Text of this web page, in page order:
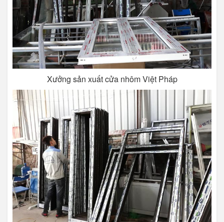
Xưởng sản xuất cửa nhôm Việt Pháp